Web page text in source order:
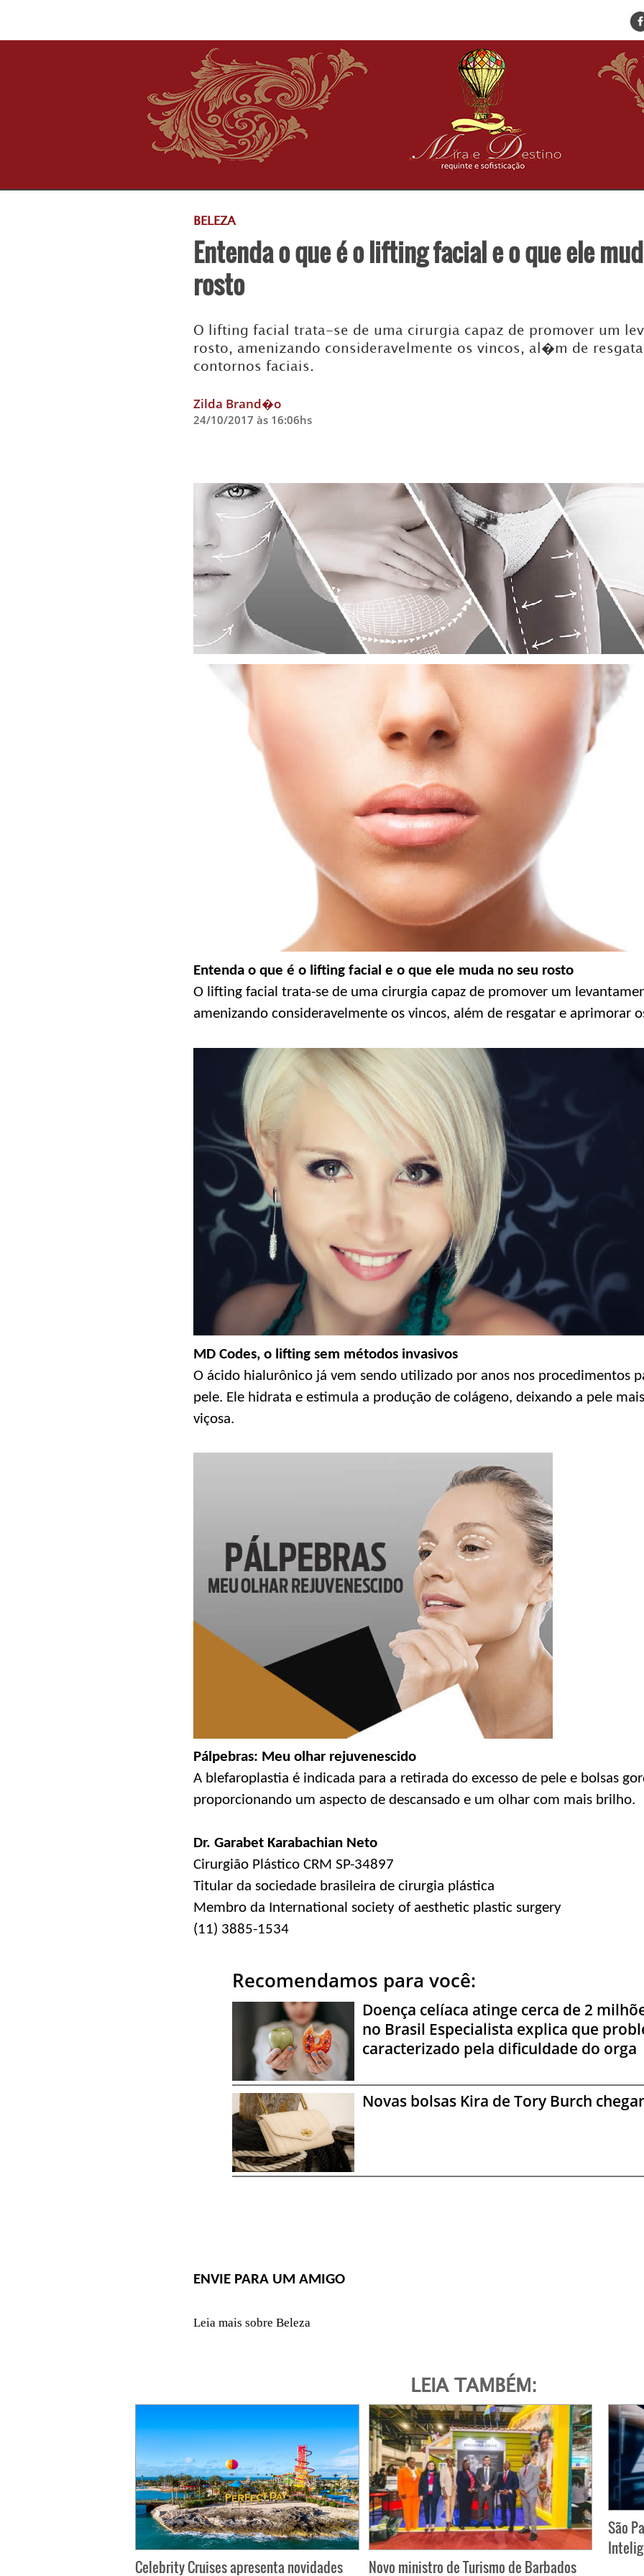
BELEZA
BUSINESS E NEGÓCIOS
CULTURA
DESTINOS
EVENTOS
GASTRONOMIA
PETS
DICAS DE VIAGEM
BELEZA
Entenda o que é o lifting facial e o que ele
rosto
O lifting facial trata-se de uma cirurgia capaz de promover um
rosto, amenizando consideravelmente os vincos, al�m de
contornos faciais.
Zilda Brand�o
24/10/2017 às 16:06hs
Entenda o que é o lifting facial e o que ele muda no seu rosto
O lifting facial trata-se de uma cirurgia capaz de promover um
amenizando consideravelmente os vincos, além de resgatar e aprimorar
MD Codes, o lifting sem métodos invasivos
O ácido hialurônico já vem sendo utilizado por anos nos procedimentos
pele. Ele hidrata e estimula a produção de colágeno, deixando a pele
viçosa.
Pálpebras: Meu olhar rejuvenescido
A blefaroplastia é indicada para a retirada do excesso de pele e bolsas
proporcionando um aspecto de descansado e um olhar com mais brilho.
Dr. Garabet Karabachian Neto
Cirurgião Plástico CRM SP-34897
Titular da sociedade brasileira de cirurgia plástica
Membro da International society of aesthetic plastic surgery
(11) 3885-1534
Recomendamos para você:
Doença celíaca atinge cerca de 2
no Brasil Especialista explica que
caracterizado pela dificuldade do orga
Novas bolsas Kira de Tory Burch
ENVIE PARA UM AMIGO
Leia mais sobre Beleza
LEIA TAMBÉM:
Celebrity Cruises apresenta novidades Novo ministro de Turismo de Barbados
São